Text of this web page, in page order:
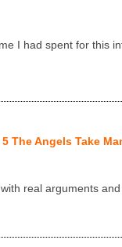
I had spent for this
The Angels Take
real arguments